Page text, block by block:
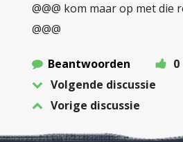
@@@ kom maar op met die
@@@
Beantwoorden
0
Volgende discussie
Vorige discussie